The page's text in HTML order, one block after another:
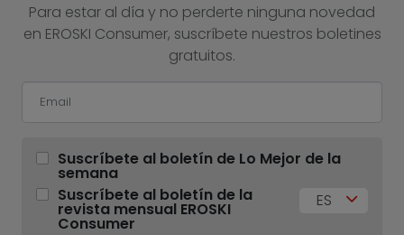
Para estar al día y no perderte ninguna novedad
en EROSKI Consumer, suscríbete nuestros boletines
gratuitos.
Suscríbete al boletín de Lo Mejor de la
semana
Suscríbete al boletín de la
revista mensual EROSKI
Consumer
ES